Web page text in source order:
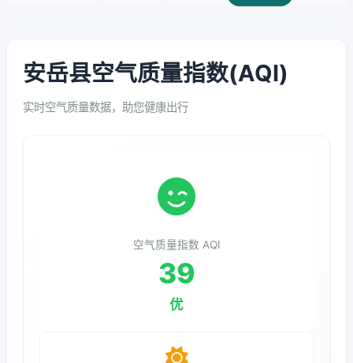
安岳县空气质量指数(AQI)
实时空气质量数据，助您健康出行
空气质量指数 AQI
39
优